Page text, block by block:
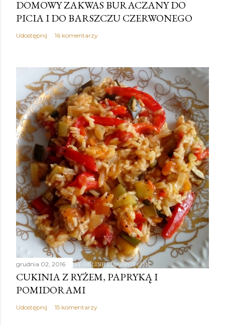
DOMOWY ZAKWAS BURACZANY DO
PICIA I DO BARSZCZU CZERWONEGO
Udostępnij 16 komentarzy
grudnia 02, 2016
CUKINIA Z RYŻEM, PAPRYKĄ I
POMIDORAMI
Udostępnij 15 komentarzy